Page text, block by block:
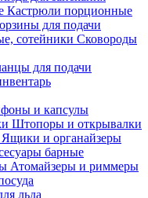
Кастрюли порционные
для подачи
Сковороды
для подачи
и капсулы
Штопоры и открывалки
Ящики и органайзеры
барные
Атомайзеры и риммеры
льда